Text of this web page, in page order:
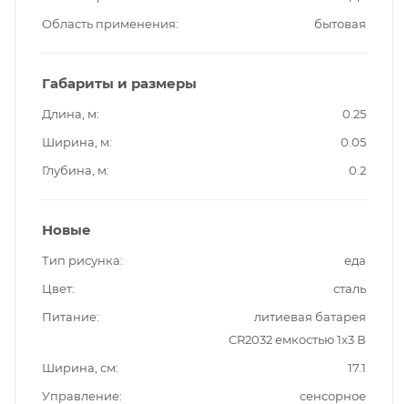
Область применения
бытовая
Габариты и размеры
Длина, м
0.25
Ширина, м
0.05
Глубина, м
0.2
Новые
Тип рисунка
еда
Цвет
сталь
Питание
литиевая батарея
CR2032 емкостью 1x3 В
Ширина, см
17.1
Управление
сенсорное